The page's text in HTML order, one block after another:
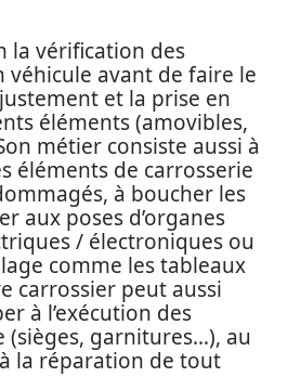
la vérification des
véhicule avant de faire le
et la prise en
éléments (amovibles,
métier consiste aussi à
éléments de carrosserie
à boucher les
aux poses d’organes
/ électroniques ou
comme les tableaux
carrossier peut aussi
à l’exécution des
(sièges, garnitures…), au
la réparation de tout